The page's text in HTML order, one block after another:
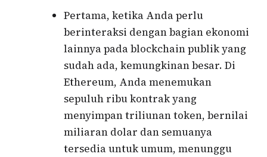
Pertama, ketika Anda perlu
berinteraksi dengan bagian ekonomi
lainnya pada blockchain publik yang
sudah ada, kemungkinan besar. Di
Ethereum, Anda menemukan
sepuluh ribu kontrak yang
menyimpan triliunan token, bernilai
miliaran dolar dan semuanya
tersedia untuk umum, menunggu